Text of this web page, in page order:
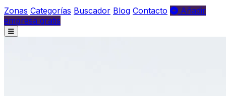
Zonas Categorías Buscador Blog Contacto
Añadir
empresa gratis